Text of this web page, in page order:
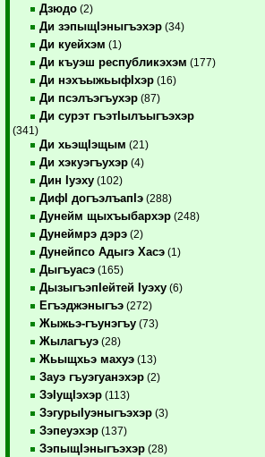
Дзюдо (2)
Ди зэпыщIэныгъэхэр (34)
Ди куейхэм (1)
Ди къуэш республикэхэм (177)
Ди нэхъыжьыфIхэр (16)
Ди псэлъэгъухэр (87)
Ди сурэт гъэтIылъыгъэхэр
(341)
Ди хьэщIэщым (21)
Ди хэкуэгъухэр (4)
Дин Iуэху (102)
ДифI догъэлъапIэ (288)
Дунейм щыхъыбархэр (248)
Дунеймрэ дэрэ (2)
Дунейпсо Адыгэ Хасэ (1)
Дыгъуасэ (165)
ДызыгъэпIейтей Iуэху (6)
Егъэджэныгъэ (272)
Жыжьэ-гъунэгъу (73)
Жылагъуэ (28)
Жьыщхьэ махуэ (13)
Зауэ гъуэгуанэхэр (2)
ЗэIущIэхэр (113)
ЗэгурыIуэныгъэхэр (3)
Зэпеуэхэр (137)
ЗэпыщIэныгъэхэр (28)